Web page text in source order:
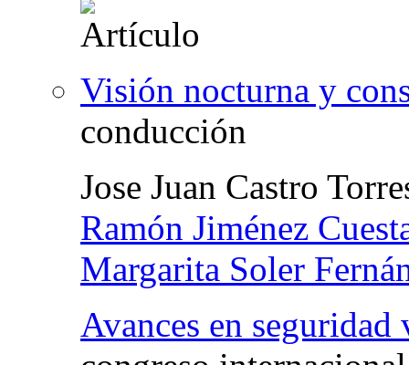
Visión nocturna y
conducción
Jose Juan Castro
Ramón Jiménez
Margarita Soler
Avances en seguridad